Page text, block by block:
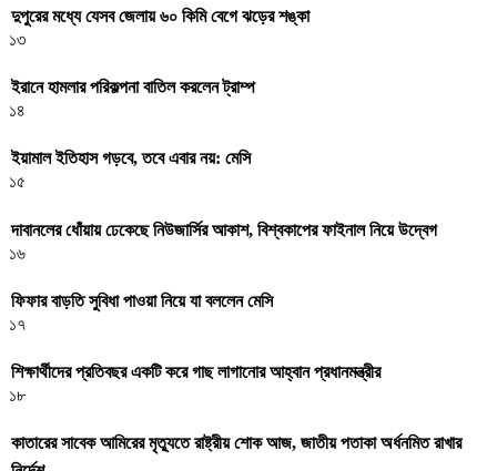
দুপুরের মধ্যে যেসব জেলায় ৬০ কিমি বেগে ঝড়ের শঙ্কা
১৩
ইরানে হামলার পরিকল্পনা বাতিল করলেন ট্রাম্প
১৪
ইয়ামাল ইতিহাস গড়বে, তবে এবার নয়: মেসি
১৫
দাবানলের ধোঁয়ায় ঢেকেছে নিউজার্সির আকাশ, বিশ্বকাপের ফাইনাল নিয়ে উদ্বেগ
১৬
ফিফার বাড়তি সুবিধা পাওয়া নিয়ে যা বললেন মেসি
১৭
শিক্ষার্থীদের প্রতিবছর একটি করে গাছ লাগানোর আহ্বান প্রধানমন্ত্রীর
১৮
কাতারের সাবেক আমিরের মৃত্যুতে রাষ্ট্রীয় শোক আজ, জাতীয় পতাকা অর্ধনমিত রাখার